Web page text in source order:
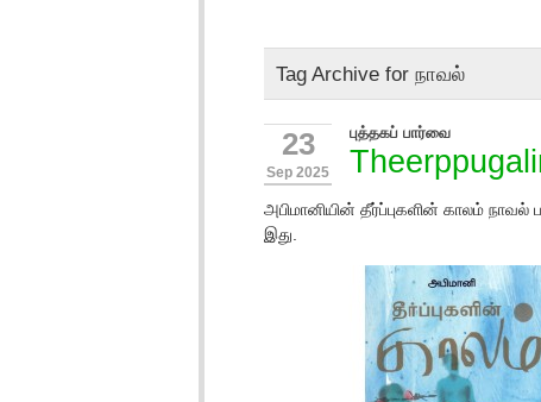
Tag Archive for நாவல்
23
Sep 2025
புத்தகப் பார்வை
அபிமானியின் தீர்ப்புகளின் காலம் நாவல்
இது.